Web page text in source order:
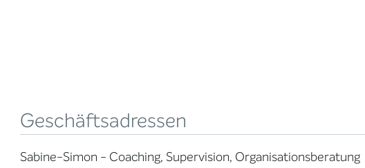
Geschäftsadressen
Sabine-Simon - Coaching, Supervision, Organisationsberatung